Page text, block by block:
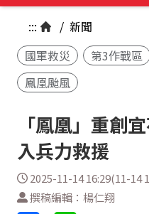
::: / 新聞
國軍救災
第3作戰區
鳳凰颱風
「鳳凰」重創
入兵力救援
2025-11-14 16:29(11-14
撰稿編輯：楊仁翔